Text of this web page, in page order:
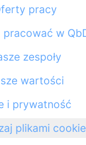
pracy
w
zespoły
wartości
i prywatność
plikami cookie